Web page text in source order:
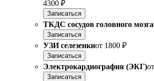
4300 ₽
Записаться
ТКДС сосудов головного мозга
Записаться
УЗИ селезенкиот 1800 ₽
Записаться
Электрокардиография (ЭКГ)от
Записаться